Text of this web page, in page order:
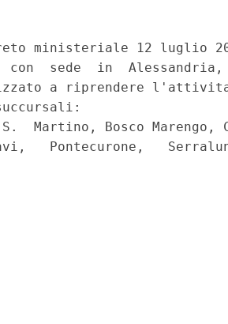
ministeriale 12 luglio
con  sede  in
a riprendere l'attivita'
Martino, Bosco Marengo,
Pontecurone,